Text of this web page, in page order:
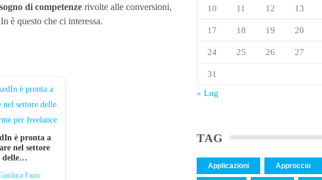
di competenze rivolte alle conversioni,
è questo che ci interessa.
è pronta a
nel settore
delle…
Fazio
10 11 12 13
17 18 19 20
24 25 26 27
31
« Lug
TAG
Applicazioni Approccio